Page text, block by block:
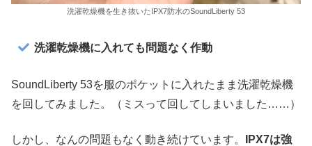
洗濯乾燥機を生き抜いたIPX7防水のSoundLiberty 53
洗濯乾燥機に入れても問題なく作動
SoundLiberty 53を服のポケットに入れたまま洗濯乾燥機
を回してみました。（ミスって回してしまいました……）
しかし、なんの問題もなく動き続けています。
IPX7は強